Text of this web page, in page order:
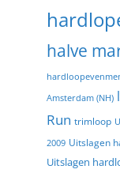
halve
Amsterdam (NH)
Run trimloop
2009 Uitslagen
Uitslagen